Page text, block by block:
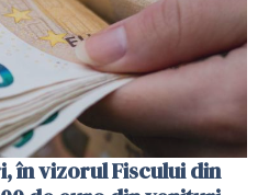
în vizorul Fiscului din